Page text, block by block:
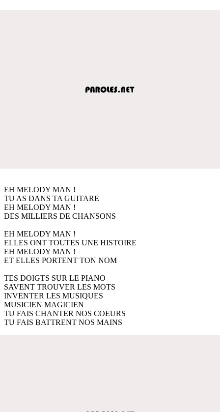
EH MELODY MAN !
TU AS DANS TA GUITARE
EH MELODY MAN !
DES MILLIERS DE CHANSONS
EH MELODY MAN !
ELLES ONT TOUTES UNE HISTOIRE
EH MELODY MAN !
ET ELLES PORTENT TON NOM
TES DOIGTS SUR LE PIANO
SAVENT TROUVER LES MOTS
INVENTER LES MUSIQUES
MUSICIEN MAGICIEN
TU FAIS CHANTER NOS COEURS
TU FAIS BATTRENT NOS MAINS